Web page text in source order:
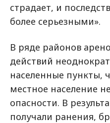
страдает, и
более серьезными».
В ряде районов
действий
населенные пункты,
местное население
опасности. В
получали ранения,